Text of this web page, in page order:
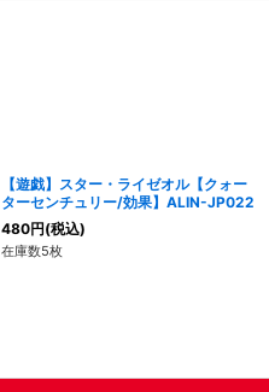
【遊戯】スター・ライゼオル【クォー
ターセンチュリー/効果】ALIN-JP022
480円(税込)
在庫数5枚